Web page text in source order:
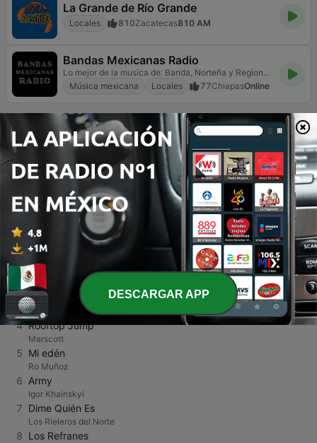
La Grande de Río Grande
Locales 810Zacatecas810 AM
Bandas Mexicanas Radio
Lo mejor de la musica de: Banda, Norteña y Regional Mexicana.
Música mexicana
Locales 77ChiapasOnline
Página 2de 10
<
2 3 4 > >>
TOP CANCIONES
1 El Toalla Mojada
2 Chale
Eden Muñoz
3 Intro
MI-K
4 Rooftop Jump
Marscott
5 Mi edén
Ro Muñoz
6 Army
Igor Khainskyi
7 Dime Quién Es
Los Rieleros del Norte
8 Los Refranes
DESCARGAR APP